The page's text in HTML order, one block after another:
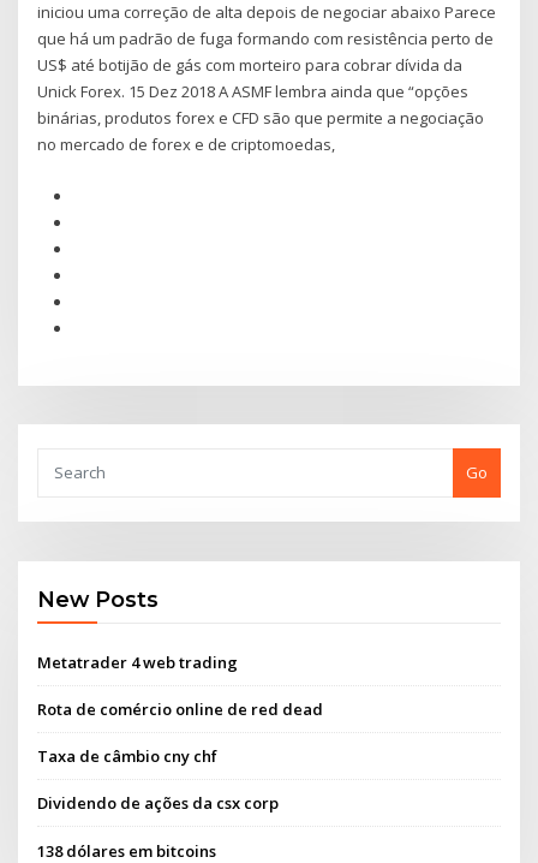
iniciou uma correção de alta depois de negociar abaixo Parece
que há um padrão de fuga formando com resistência perto de
US$ até botijão de gás com morteiro para cobrar dívida da
Unick Forex. 15 Dez 2018 A ASMF lembra ainda que “opções
binárias, produtos forex e CFD são que permite a negociação
no mercado de forex e de criptomoedas,
Go
New Posts
Metatrader 4 web trading
Rota de comércio online de red dead
Taxa de câmbio cny chf
Dividendo de ações da csx corp
138 dólares em bitcoins